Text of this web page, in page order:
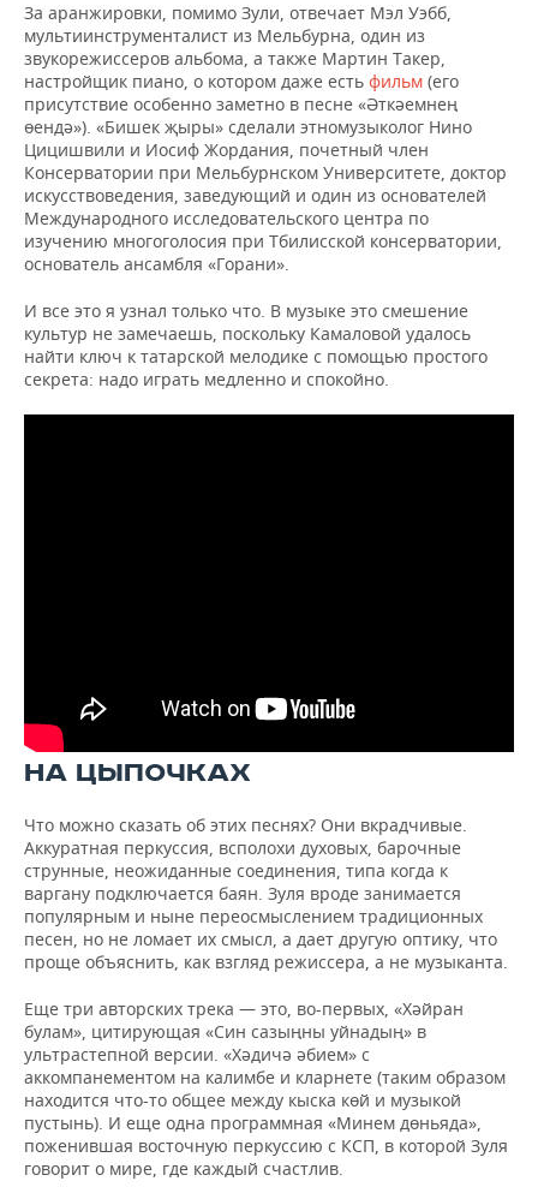
За аранжировки, помимо Зули, отвечает Мэл Уэбб,
мультиинструменталист из Мельбурна, один из
звукорежиссеров альбома, а также Мартин Такер,
настройщик пиано, о котором даже есть фильм (его
присутствие особенно заметно в песне «Әткәемнең
өендә»). «Бишек җыры» сделали этномузыколог Нино
Цицишвили и Иосиф Жордания, почетный член
Консерватории при Мельбурнском Университете, доктор
искусствоведения, заведующий и один из основателей
Международного исследовательского центра по
изучению многоголосия при Тбилисской консерватории,
основатель ансамбля «Горани».
И все это я узнал только что. В музыке это смешение
культур не замечаешь, поскольку Камаловой удалось
найти ключ к татарской мелодике с помощью простого
секрета: надо играть медленно и спокойно.
НА ЦЫПОЧКАХ
Что можно сказать об этих песнях? Они вкрадчивые.
Аккуратная перкуссия, всполохи духовых, барочные
струнные, неожиданные соединения, типа когда к
варгану подключается баян. Зуля вроде занимается
популярным и ныне переосмыслением традиционных
песен, но не ломает их смысл, а дает другую оптику, что
проще объяснить, как взгляд режиссера, а не музыканта.
Еще три авторских трека — это, во-первых, «Хәйран
булам», цитирующая «Син сазыңны уйнадың» в
ультрастепной версии. «Хәдичә әбием» с
аккомпанементом на калимбе и кларнете (таким образом
находится что-то общее между кыска көй и музыкой
пустынь). И еще одна программная «Минем дөньяда»,
поженившая восточную перкуссию с КСП, в которой Зуля
говорит о мире, где каждый счастлив.